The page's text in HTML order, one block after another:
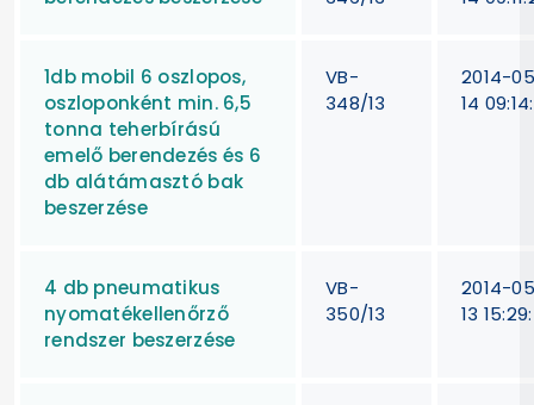
1db mobil 6 oszlopos,
oszloponként min. 6,5
tonna teherbírású
emelő berendezés és 6
db alátámasztó bak
beszerzése
VB-
348/13
2014-
14
4 db pneumatikus
nyomatékellenőrző
rendszer beszerzése
VB-
350/13
2014-
13